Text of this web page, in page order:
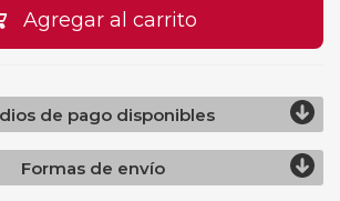
Agregar al carrito
de pago disponibles
Formas de envío